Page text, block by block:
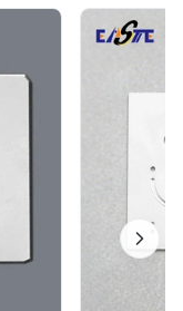
50%
precise and quite
again next time. It